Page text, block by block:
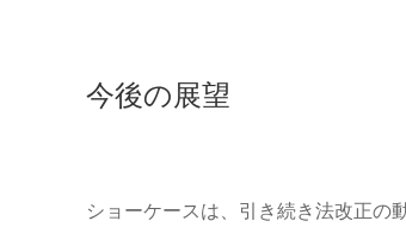
今後の展望
ショーケースは、引き続き法改正の